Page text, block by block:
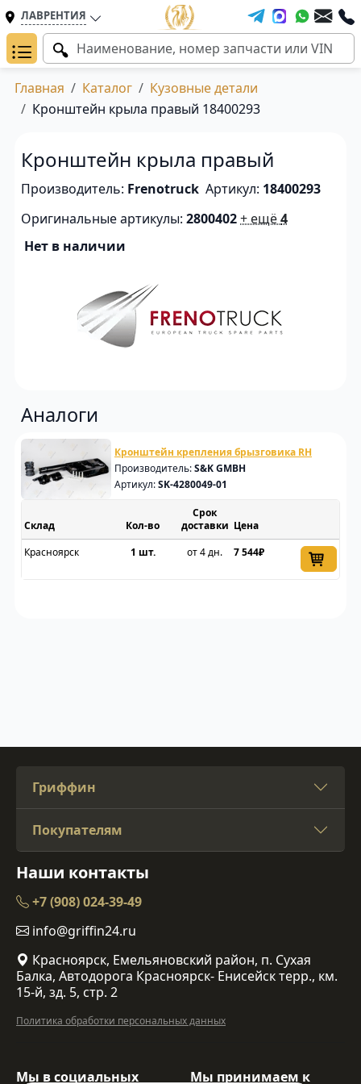
ЛАВРЕНТИЯ
Главная Каталог
Кузовные детали
Кронштейн крыла правый 18400293
Кронштейн крыла правый
Производитель: Frenotruck Артикул: 18400293
Оригинальные артикулы: 2800402+ ещё4
Нет в наличии
Аналоги
Кронштейн крепления брызговика RH
Производитель:S&K GMBH
Артикул:SK-4280049-01
Склад
Срок
доставки Цена
Красноярск
1 шт. от 4 дн. 7 544₽
Гриффин
Покупателям
Наши контакты
+7 (908) 024-39-49
info@griffin24.ru
Красноярск, Емельяновский район, п. Сухая
Балка, Автодорога Красноярск- Енисейск терр., км.
15-й, зд. 5, стр. 2
Политика обработки персональных данных
Мы в социальных
Мы принимаем к